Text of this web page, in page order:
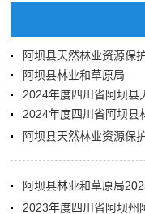
阿坝县天然林业资源保
阿坝县林业和草原局
2024年度四川省阿坝县
阿坝县天然林业资源保
阿坝县林业和草原局